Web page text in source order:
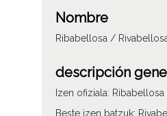
Nombre
Ribabellosa /
descripción
Izen ofiziala: Ribabellosa
Beste izen batzuk: